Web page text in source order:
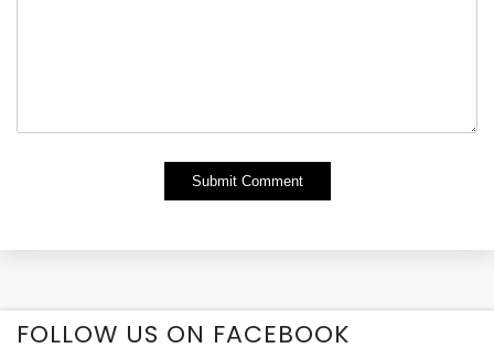
FOLLOW US ON FACEBOOK